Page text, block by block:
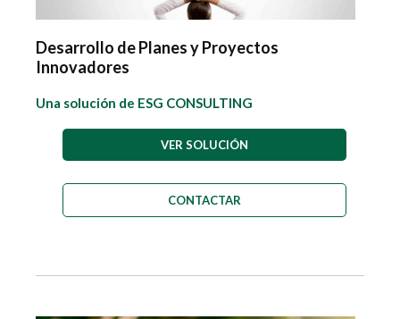
Desarrollo de Planes y Proyectos
Innovadores
Una solución de ESG CONSULTING
VER SOLUCIÓN
CONTACTAR